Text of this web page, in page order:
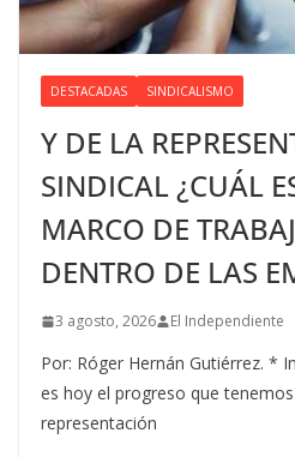
DESTACADAS SINDICALISMO
Y DE LA
SINDICAL ¿CUÁL
MARCO DE
DENTRO DE LAS
3 agosto, 2026 El Independiente
Por: Róger Hernán Gutiérrez. *
es hoy el progreso que
representación